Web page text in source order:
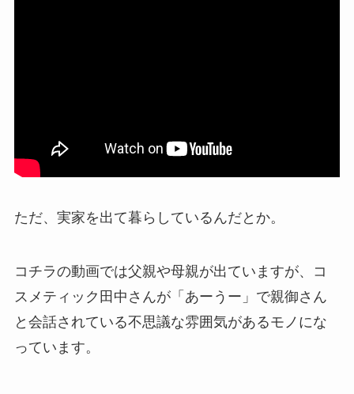
ただ、実家を出て暮らしているんだとか。
コチラの動画では父親や母親が出ていますが、コ
スメティック田中さんが「あーうー」で親御さん
と会話されている不思議な雰囲気があるモノにな
っています。